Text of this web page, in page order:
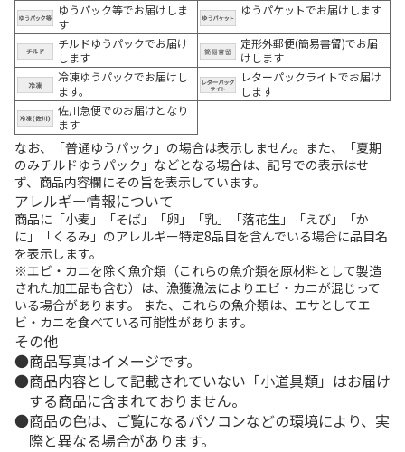
ゆうパック等でお届けしま
す
ゆうパケットでお届けします
チルドゆうパックでお届け
します
定形外郵便(簡易書留)でお届
けします
冷凍ゆうパックでお届けし
ます。
レターパックライトでお届け
します
佐川急便でのお届けとなり
ます
なお、「普通ゆうパック」の場合は表示しません。また、「夏期
のみチルドゆうパック」などとなる場合は、記号での表示はせ
ず、商品内容欄にその旨を表示しています。
アレルギー情報について
商品に「小麦」「そば」「卵」「乳」「落花生」「えび」「か
に」「くるみ」のアレルギー特定8品目を含んでいる場合に品目名
を表示します。
※エビ・カニを除く魚介類（これらの魚介類を原材料として製造
された加工品も含む）は、漁獲漁法によりエビ・カニが混じって
いる場合があります。 また、これらの魚介類は、エサとしてエ
ビ・カニを食べている可能性があります。
その他
商品写真はイメージです。
商品内容として記載されていない「小道具類」はお届け
する商品に含まれておりません。
商品の色は、ご覧になるパソコンなどの環境により、実
際と異なる場合があります。